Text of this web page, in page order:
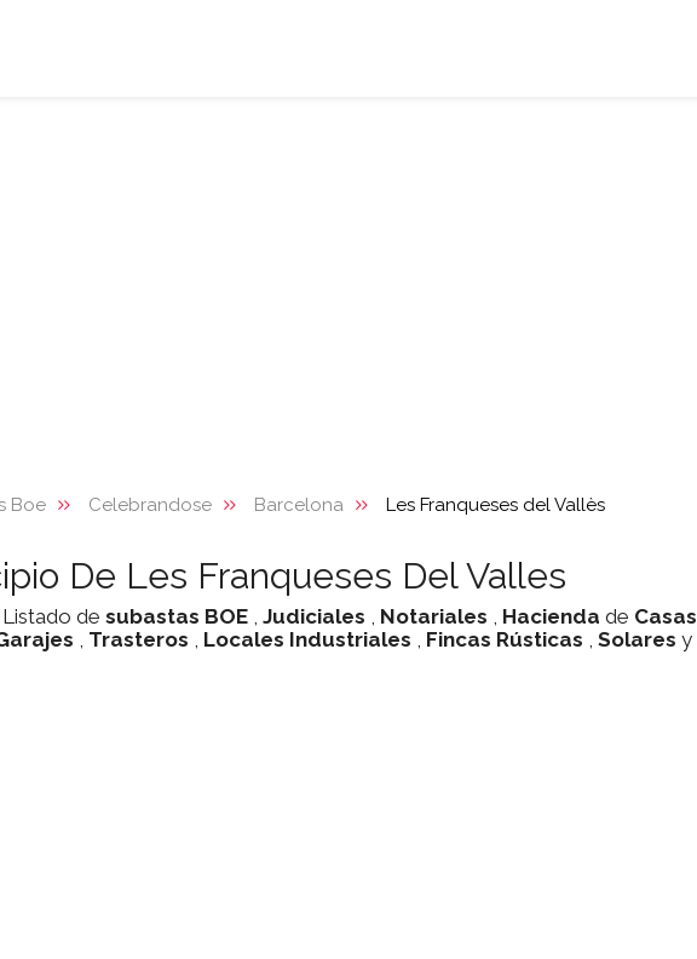
Boe Celebrandose Barcelona Les Franqueses del Vallès
De Les Franqueses Del Valles
Listado de subastas BOE , Judiciales , Notariales , Hacienda de Casas
, Trasteros , Locales Industriales , Fincas Rústicas , Solares y